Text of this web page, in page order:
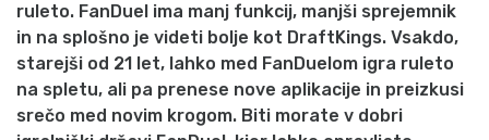
ruleto. FanDuel ima manj funkcij, manjši sprejemnik
in na splošno je videti bolje kot DraftKings. Vsakdo,
starejši od 21 let, lahko med FanDuelom igra ruleto
na spletu, ali pa prenese nove aplikacije in preizkusi
srečo med novim krogom. Biti morate v dobri